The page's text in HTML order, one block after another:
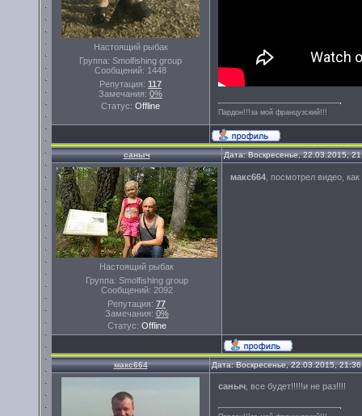
Настоящий рыбак
Группа: Smolfishing group
Сообщений: 1448
Репутация: 117
Замечания: 0%
Статус: Offline
Пардон!!!за мой французский!!!
саныч Дата: Воскресенье, 22.03.2015,
Настоящий рыбак
Группа: Smolfishing group
Сообщений: 2092
Репутация: 77
Замечания: 0%
Статус: Offline
макс664 , посмотрел видео,
макс664 Дата: Воскресенье, 22.03.2015,
саныч , все будет!!!!!и не раз!!!!